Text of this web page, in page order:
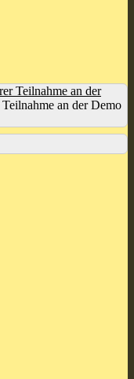
Teilnahme an der
an der Demo